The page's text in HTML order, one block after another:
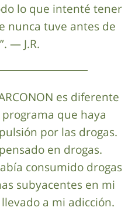
lo que intenté tener
nunca tuve antes de
— J.R.
es diferente
que haya
por las drogas.
en drogas.
consumido drogas
subyacentes en mi
a mi adicción.